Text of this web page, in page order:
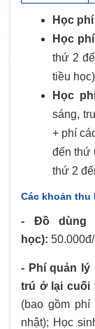
Học
Học
thứ 2
tiều học)
Học
sáng,
+ phí
đến thứ
thứ 2
Các khoản thu
- Đồ dùng
học):
- Phí quản lý
trú ở lại cuối
(bao gồm
nhật); Học